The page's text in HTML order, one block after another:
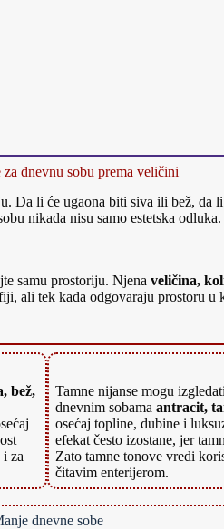
dnevnu sobu prema veličini
Da li će ugaona biti siva ili bež,
nikada nisu samo estetska
samu prostoriju. Njena veličina,
ali tek kada odgovaraju prostoru
bež,
i za
Tamne nijanse mogu
dnevnim sobamaantracit,
osećaj topline, dubine i
efekat često izostane, jer
Zato tamne tonove vredi
čitavim enterijerom.
dnevne sobe